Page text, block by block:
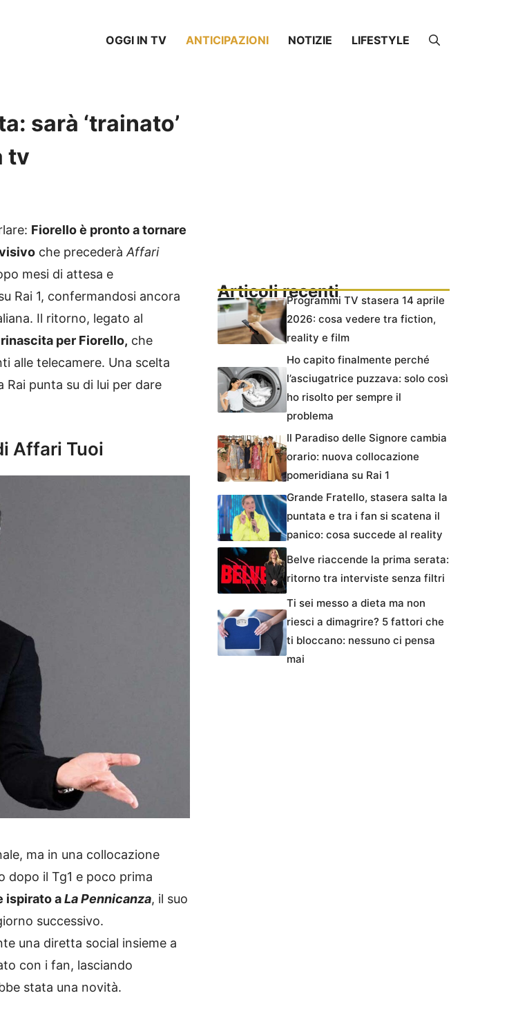
OGGI IN TV ANTICIPAZIONI NOTIZIE LIFESTYLE
sarà ‘trainato’
tv
Fiorello è pronto a tornare
che precederà Affari
mesi di attesa e
Rai 1, confermandosi ancora
Il ritorno, legato al
per Fiorello, che
alle telecamere. Una scelta
punta su di lui per dare
Affari Tuoi
ma in una collocazione
dopo il Tg1 e poco prima
ispirato aLa Pennicanza, il suo
successivo.
una diretta social insieme a
con i fan, lasciando
stata una novità.
Articoli recentiProgrammi TV stasera 14 aprile
2026: cosa vedere tra fiction,
reality e film
Ho capito finalmente perché
l’asciugatrice puzzava: solo così
ho risolto per sempre il
problema
Il Paradiso delle Signore cambia
orario: nuova collocazione
pomeridiana su Rai 1
Grande Fratello, stasera salta la
puntata e tra i fan si scatena il
panico: cosa succede al reality
Belve riaccende la prima serata:
ritorno tra interviste senza filtri
Ti sei messo a dieta ma non
riesci a dimagrire? 5 fattori che
ti bloccano: nessuno ci pensa
mai